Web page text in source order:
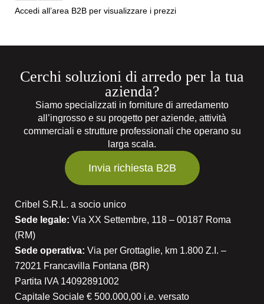
Accedi all’area B2B per visualizzare i prezzi
Cerchi soluzioni di arredo per la tua
azienda?
Siamo specializzati in forniture di arredamento
all’ingrosso e su progetto per aziende, attività
commerciali e strutture professionali che operano su
larga scala.
Invia richiesta B2B
Cribel S.R.L. a socio unico
Sede legale: Via XX Settembre, 118 – 00187 Roma
(RM)
Sede operativa: Via per Grottaglie, km 1.800 Z.I. –
72021 Francavilla Fontana (BR)
Partita IVA 14092891002
Capitale Sociale € 500.000,00 i.e. versato